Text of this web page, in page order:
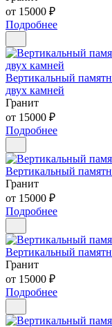
от 15000 ₽
Подробнее
Вертикальный
двух камней
Гранит
от 15000 ₽
Подробнее
Вертикальный
Гранит
от 15000 ₽
Подробнее
Вертикальный
Гранит
от 15000 ₽
Подробнее